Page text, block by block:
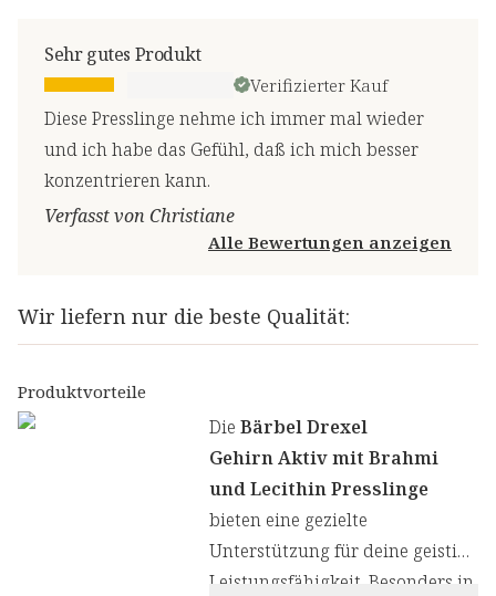
Sehr gutes Produkt
Verifizierter Kauf
Diese Presslinge nehme ich immer mal wieder
und ich habe das Gefühl, daß ich mich besser
konzentrieren kann.
Verfasst von Christiane
Alle Bewertungen anzeigen
Wir liefern nur die beste Qualität:
Produktvorteile
Die Bärbel Drexel
Gehirn Aktiv mit Brahmi
und Lecithin Presslinge
bieten eine gezielte
Unterstützung für deine geistige
Leistungsfähigkeit. Besonders in